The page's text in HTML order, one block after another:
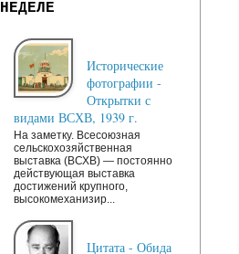
НЕДЕЛЕ
Исторические
фотографии -
Открытки с
видами ВСХВ, 1939 г.
На заметку. Всесоюзная
сельскохозяйственная
выставка (ВСХВ) — постоянно
действующая выставка
достижений крупного,
высокомеханизир...
Цитата - Обида